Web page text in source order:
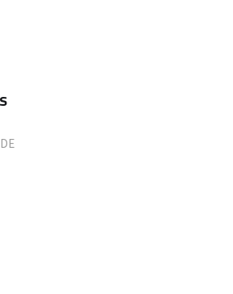
DE